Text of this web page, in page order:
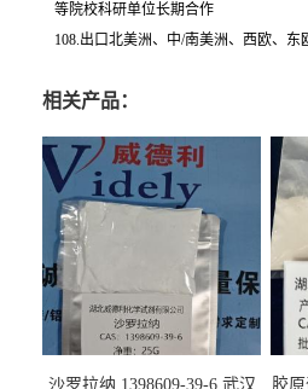
等院校科研单位长期合作
108.出口北美洲、中/南美洲、西欧、东
相关产品：
沙罗拉纳 1398609-39-6 武汉
胶